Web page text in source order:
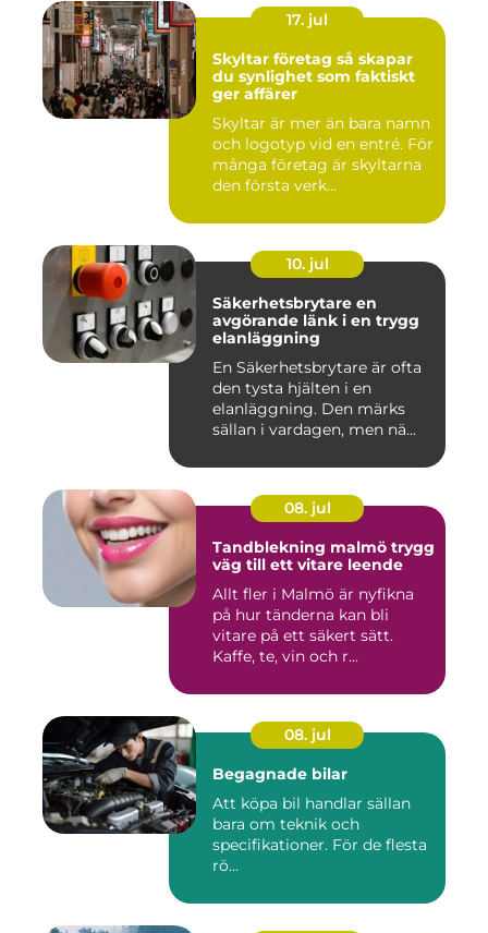
17. jul
Skyltar företag så skapar
du synlighet som faktiskt
ger affärer
Skyltar är mer än bara namn
och logotyp vid en entré. För
många företag är skyltarna
den första verk...
10. jul
Säkerhetsbrytare en
avgörande länk i en trygg
elanläggning
En Säkerhetsbrytare är ofta
den tysta hjälten i en
elanläggning. Den märks
sällan i vardagen, men nä...
08. jul
Tandblekning malmö trygg
väg till ett vitare leende
Allt fler i Malmö är nyfikna
på hur tänderna kan bli
vitare på ett säkert sätt.
Kaffe, te, vin och r...
08. jul
Begagnade bilar
Att köpa bil handlar sällan
bara om teknik och
specifikationer. För de flesta
rö...